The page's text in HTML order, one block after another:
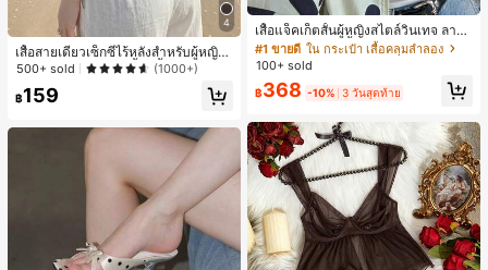
4
เสื้อสายเดี่ยวเซ็กซี่ไร้หลังสำหรับผู้หญิง
พร้อมบราแบบมีฟองน้ำ, เสื้อกล้ามแขน
500+ sold (1000+)
฿159
เสื้อแจ็คเก็ตสั้นผู้หญิงสไตล์วินเทจ ลายจุ
ดขนาดใหญ่ คอตั้ง เอวเข้ารูป แขนพอง
ทรงหลวม แฟชั่นอเนกประสงค์ สำหรับใ
ส่ประจำวันและไปเที่ยวพักผ่อน
#1 ขายดี
ใน กระเป๋า เสื้อคลุมลำลอง
ลูกค้ากลับมาซื้อซ้ำ!
#1 ขายดี ใน กระเป๋า เสื้อคลุมลำลอง
ลูกค้ากลับมาซื้อซ้ำ!
#1 ขายดี ใน กระเป๋า เสื้อคลุมลำลอง
ลูกค้ากลับมาซื้อซ้ำ!
#1 ขายดี
ใน กระเป๋า เสื้อคลุมลำลอง
100+ sold
฿368 -10% 3 วันสุดท้าย